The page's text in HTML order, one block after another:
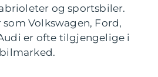
og sportsbiler.
Volkswagen, Ford,
er ofte tilgjengelige i